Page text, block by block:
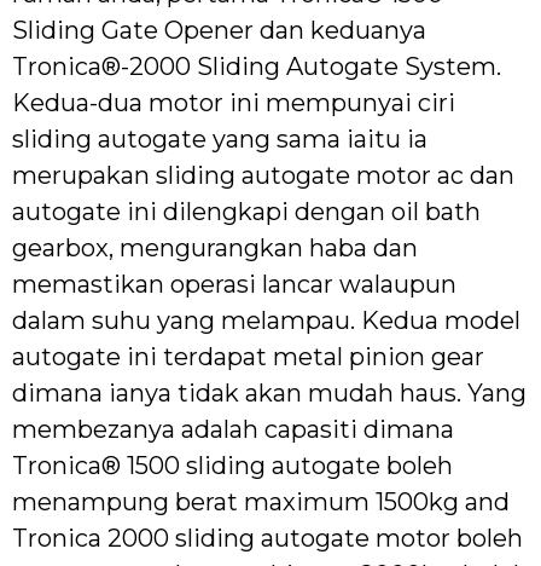
Sliding Gate Opener dan keduanya
Tronica®-2000 Sliding Autogate System.
Kedua-dua motor ini mempunyai ciri
sliding autogate yang sama iaitu ia
merupakan sliding autogate motor ac dan
autogate ini dilengkapi dengan oil bath
gearbox, mengurangkan haba dan
memastikan operasi lancar walaupun
dalam suhu yang melampau. Kedua model
autogate ini terdapat metal pinion gear
dimana ianya tidak akan mudah haus. Yang
membezanya adalah capasiti dimana
Tronica® 1500 sliding autogate boleh
menampung berat maximum 1500kg and
Tronica 2000 sliding autogate motor boleh